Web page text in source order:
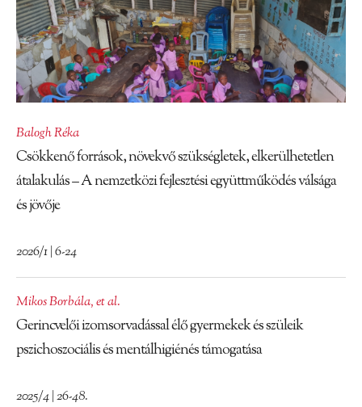
Balogh Réka
Csökkenő források, növekvő szükségletek, elkerülhetetlen
átalakulás – A nemzetközi fejlesztési együttműködés válsága
és jövője
2026/1 | 6-24
Mikos Borbála,et al.
Gerincvelői izomsorvadással élő gyermekek és szüleik
pszichoszociális és mentálhigiénés támogatása
2025/4 | 26-48.